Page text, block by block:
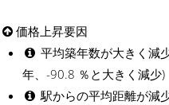
価格上昇要因
平均築年数が大きく
年、-90.8 ％と大きく減少)
駅からの平均距離が